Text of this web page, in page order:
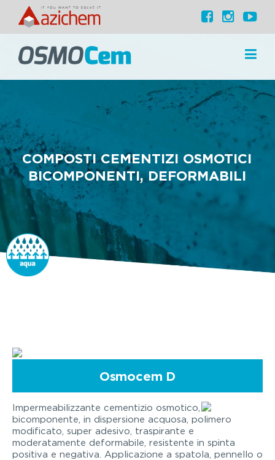
COMPOSTI CEMENTIZI OSMOTICI
BICOMPONENTI, DEFORMABILI
Osmocem D
Impermeabilizzante cementizio osmotico,
bicomponente, in dispersione acquosa, polimero
modificato, super adesivo, traspirante e
moderatamente deformabile, resistente in spinta
positiva e negativa. Applicazione a spatola, pennello o